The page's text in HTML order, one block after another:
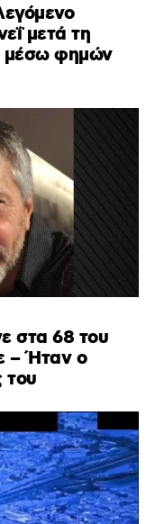
μετά τη
μέσω φημών
στα 68 του
– Ήταν ο
του